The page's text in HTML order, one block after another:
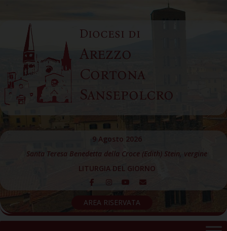
content
Diocesi di
Arezzo
Cortona
Sansepolcro
9 Agosto 2026
Santa Teresa Benedetta della Croce (Edith) Stein, vergine
LITURGIA DEL GIORNO
AREA RISERVATA